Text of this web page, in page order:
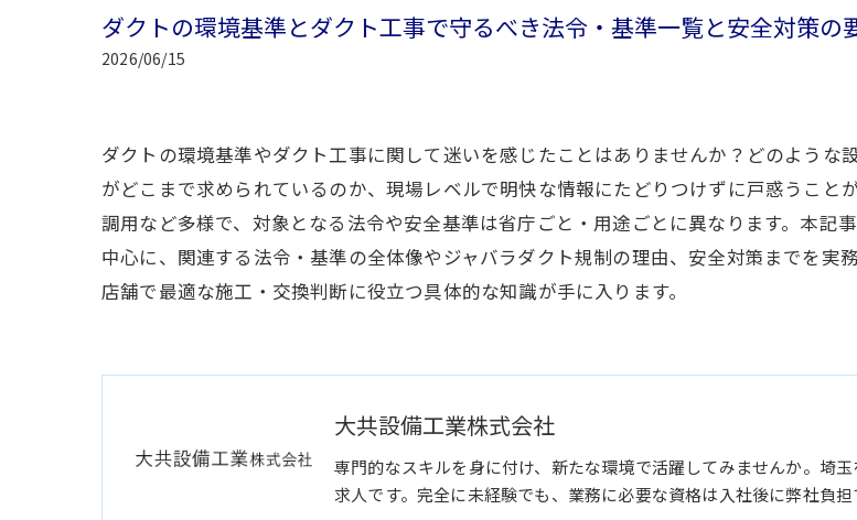
ダクトの環境基準とダクト工事で守るべき法令・基準一覧と安全対策の
2026/06/15
ダクトの環境基準やダクト工事に関して迷いを感じたことはありませんか？どのよう
がどこまで求められているのか、現場レベルで明快な情報にたどりつけずに戸惑うこ
調用など多様で、対象となる法令や安全基準は省庁ごと・用途ごとに異なります。本記
中心に、関連する法令・基準の全体像やジャバラダクト規制の理由、安全対策までを
店舗で最適な施工・交換判断に役立つ具体的な知識が手に入ります。
大共設備工業株式会社
専門的なスキルを身に付け、新たな環境で活躍してみませんか。埼
求人です。完全に未経験でも、業務に必要な資格は入社後に弊社負担